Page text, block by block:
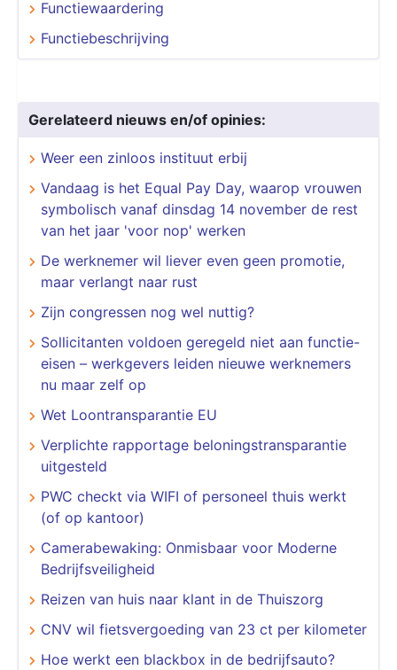
Functiewaardering
Functiebeschrijving
Gerelateerd nieuws en/of opinies:
Weer een zinloos instituut erbij
Vandaag is het Equal Pay Day, waarop vrouwen
symbolisch vanaf dinsdag 14 november de rest
van het jaar 'voor nop' werken
De werknemer wil liever even geen promotie,
maar verlangt naar rust
Zijn congressen nog wel nuttig?
Sollicitanten voldoen geregeld niet aan functie-
eisen – werkgevers leiden nieuwe werknemers
nu maar zelf op
Wet Loontransparantie EU
Verplichte rapportage beloningstransparantie
uitgesteld
PWC checkt via WIFI of personeel thuis werkt
(of op kantoor)
Camerabewaking: Onmisbaar voor Moderne
Bedrijfsveiligheid
Reizen van huis naar klant in de Thuiszorg
CNV wil fietsvergoeding van 23 ct per kilometer
Hoe werkt een blackbox in de bedrijfsauto?